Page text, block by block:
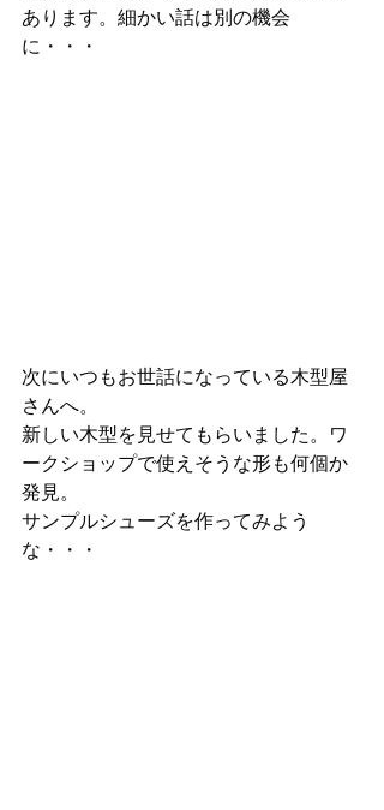
あります。細かい話は別の機会
に・・・
次にいつもお世話になっている木型屋
さんへ。
新しい木型を見せてもらいました。ワ
ークショップで使えそうな形も何個か
発見。
サンプルシューズを作ってみよう
な・・・